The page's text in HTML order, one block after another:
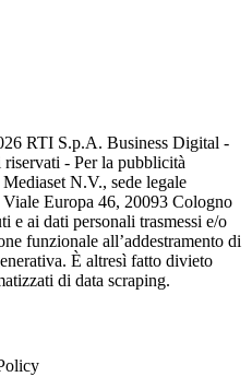
RTI S.p.A. Business Digital -
- Per la pubblicità
N.V., sede legale
Europa 46, 20093 Cologno
e ai dati personali trasmessi e/o
funzionale all’addestramento di
È altresì fatto divieto
di data scraping.